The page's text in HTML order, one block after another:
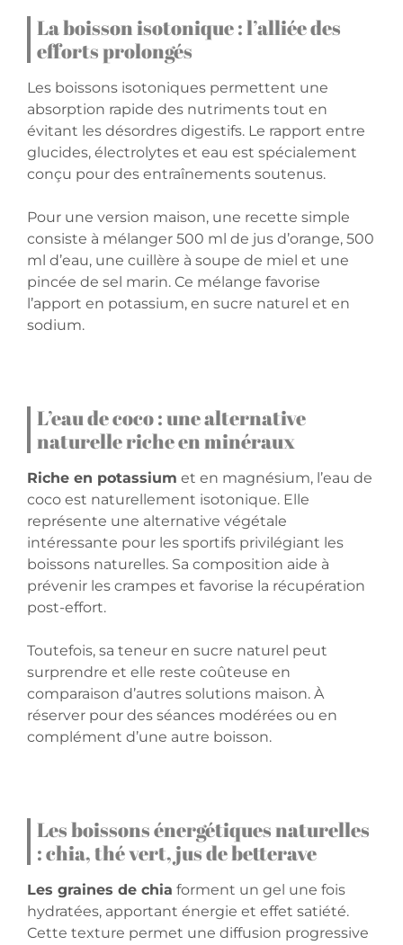
La boisson isotonique : l’alliée des
efforts prolongés
Les boissons isotoniques permettent une
absorption rapide des nutriments tout en
évitant les désordres digestifs. Le rapport entre
glucides, électrolytes et eau est spécialement
conçu pour des entraînements soutenus.
Pour une version maison, une recette simple
consiste à mélanger 500 ml de jus d’orange, 500
ml d’eau, une cuillère à soupe de miel et une
pincée de sel marin. Ce mélange favorise
l’apport en potassium, en sucre naturel et en
sodium.
L’eau de coco : une alternative
naturelle riche en minéraux
Riche en potassium et en magnésium, l’eau de
coco est naturellement isotonique. Elle
représente une alternative végétale
intéressante pour les sportifs privilégiant les
boissons naturelles. Sa composition aide à
prévenir les crampes et favorise la récupération
post-effort.
Toutefois, sa teneur en sucre naturel peut
surprendre et elle reste coûteuse en
comparaison d’autres solutions maison. À
réserver pour des séances modérées ou en
complément d’une autre boisson.
Les boissons énergétiques naturelles
: chia, thé vert, jus de betterave
Les graines de chia forment un gel une fois
hydratées, apportant énergie et effet satiété.
Cette texture permet une diffusion progressive